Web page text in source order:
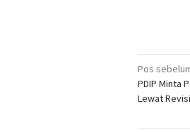
pos
Pos
PDIP Minta
Lewat